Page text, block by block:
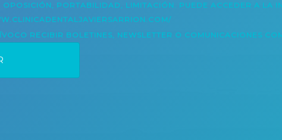
OPOSICIÓN, PORTABILIDAD, LIMITACIÓN. PUEDE ACCEDER A LA
RECIBIR BOLETINES, NEWSLETTER O COMUNICACIONES